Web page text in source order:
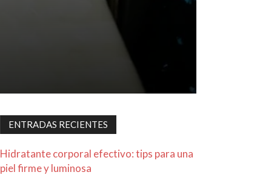
ENTRADAS RECIENTES
Hidratante corporal efectivo: tips para una
piel firme y luminosa